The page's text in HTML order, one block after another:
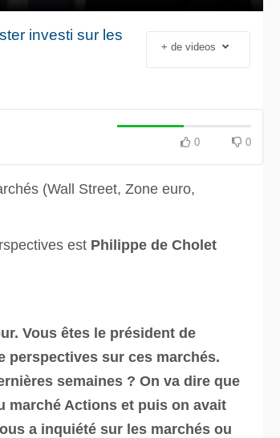
investi sur les
+ de videos
0 0
(Wall Street, Zone euro,
est Philippe de Cholet
Vous êtes le président de
perspectives sur ces marchés.
semaines ? On va dire que
marché Actions et puis on avait
a inquiété sur les marchés ou